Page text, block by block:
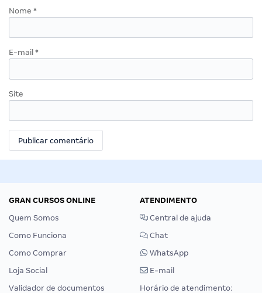
Nome *
E-mail *
Site
GRAN CURSOS ONLINE
Quem Somos
Como Funciona
Como Comprar
Loja Social
Validador de documentos
ATENDIMENTO
Central de ajuda
Chat
WhatsApp
E-mail
Horário de atendimento: